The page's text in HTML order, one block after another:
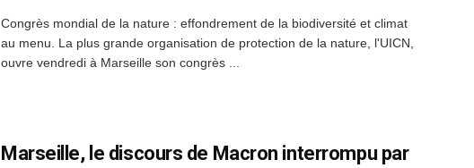
Congrès mondial de la nature : effondrement de la biodiversité et climat
au menu. La plus grande organisation de protection de la nature, l'UICN,
ouvre vendredi à Marseille son congrès ...
Marseille, le discours de Macron interrompu par